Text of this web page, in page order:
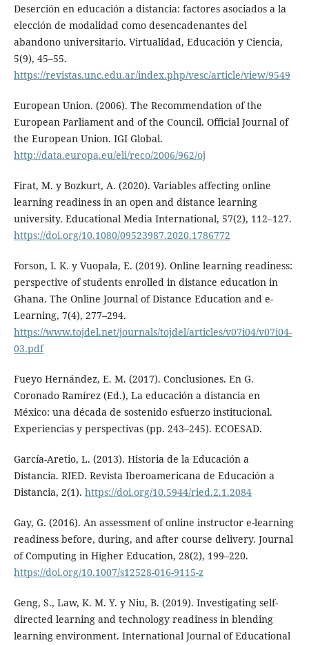
Deserción en educación a distancia: factores asociados a la
elección de modalidad como desencadenantes del
abandono universitario. Virtualidad, Educación y Ciencia,
5(9), 45–55.
https://revistas.unc.edu.ar/index.php/vesc/article/view/9549
European Union. (2006). The Recommendation of the
European Parliament and of the Council. Official Journal of
the European Union. IGI Global.
http://data.europa.eu/eli/reco/2006/962/oj
Firat, M. y Bozkurt, A. (2020). Variables affecting online
learning readiness in an open and distance learning
university. Educational Media International, 57(2), 112–127.
https://doi.org/10.1080/09523987.2020.1786772
Forson, I. K. y Vuopala, E. (2019). Online learning readiness:
perspective of students enrolled in distance education in
Ghana. The Online Journal of Distance Education and e-
Learning, 7(4), 277–294.
https://www.tojdel.net/journals/tojdel/articles/v07i04/v07i04-
03.pdf
Fueyo Hernández, E. M. (2017). Conclusiones. En G.
Coronado Ramírez (Ed.), La educación a distancia en
México: una década de sostenido esfuerzo institucional.
Experiencias y perspectivas (pp. 243–245). ECOESAD.
García-Aretio, L. (2013). Historia de la Educación a
Distancia. RIED. Revista Iberoamericana de Educación a
Distancia, 2(1). https://doi.org/10.5944/ried.2.1.2084
Gay, G. (2016). An assessment of online instructor e-learning
readiness before, during, and after course delivery. Journal
of Computing in Higher Education, 28(2), 199–220.
https://doi.org/10.1007/s12528-016-9115-z
Geng, S., Law, K. M. Y. y Niu, B. (2019). Investigating self-
directed learning and technology readiness in blending
learning environment. International Journal of Educational